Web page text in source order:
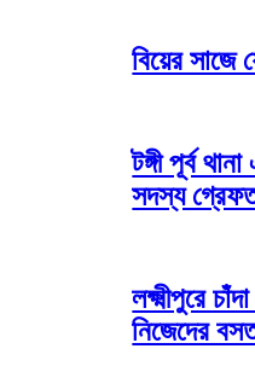
বিয়ের সাজে
টঙ্গী পূর্ব
সদস্য
লক্ষ্মীপুরে
নিজেদের